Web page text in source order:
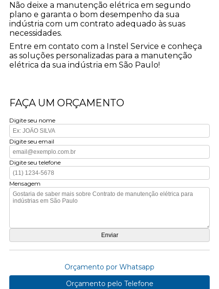
Não deixe a manutenção elétrica em segundo
plano e garanta o bom desempenho da sua
indústria com um contrato adequado às suas
necessidades.
Entre em contato com a Instel Service e conheça
as soluções personalizadas para a manutenção
elétrica da sua indústria em São Paulo!
FAÇA UM ORÇAMENTO
Digite seu nome
Digite seu email
Digite seu telefone
Mensagem
Orçamento por Whatsapp
Orçamento pelo Telefone